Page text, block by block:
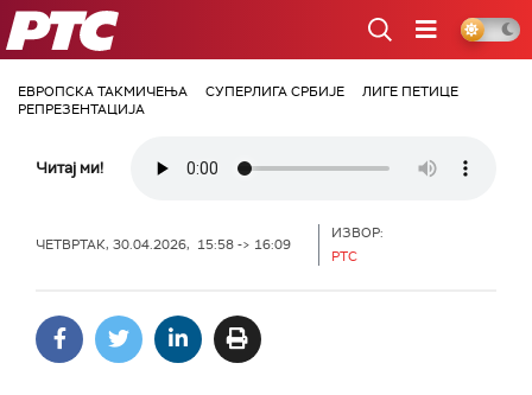
РТС
ЕВРОПСКА ТАКМИЧЕЊА СУПЕРЛИГА СРБИЈЕ
ЛИГЕ ПЕТИЦЕ
РЕПРЕЗЕНТАЦИЈА
Читај ми!
ЧЕТВРТАК, 30.04.2026, 15:58 -> 16:09
ИЗВОР:
РТС